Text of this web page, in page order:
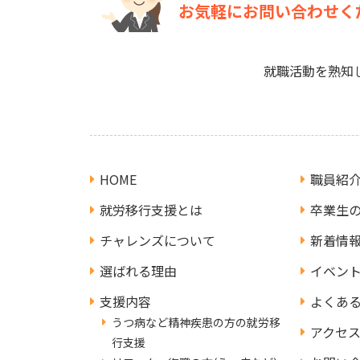
お気軽にお問い合わせ
就職活動を熟知
HOME
就労移行支援とは
チャレンズについて
選ばれる理由
支援内容
うつ病など精神疾患の方の就労移
行支援
職員紹
卒業生
新着情
イベン
よくあ
アクセ